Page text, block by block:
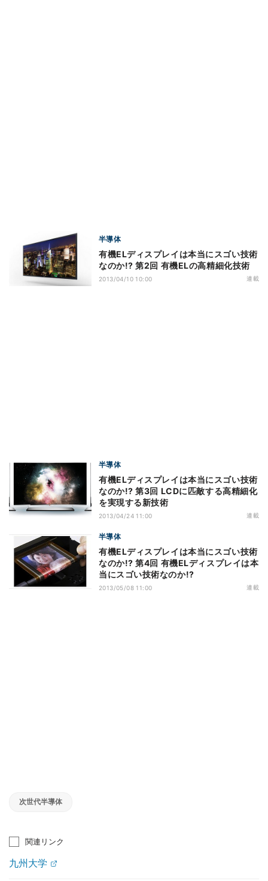
半導体
有機ELディスプレイは本当にスゴい技術
なのか!? 第2回 有機ELの高精細化技術
2013/04/10 10:00 連載
半導体
有機ELディスプレイは本当にスゴい技術
なのか!? 第3回 LCDに匹敵する高精細化
を実現する新技術
2013/04/24 11:00 連載
半導体
有機ELディスプレイは本当にスゴい技術
なのか!? 第4回 有機ELディスプレイは本
当にスゴい技術なのか!?
2013/05/08 11:00 連載
次世代半導体
関連リンク
九州大学